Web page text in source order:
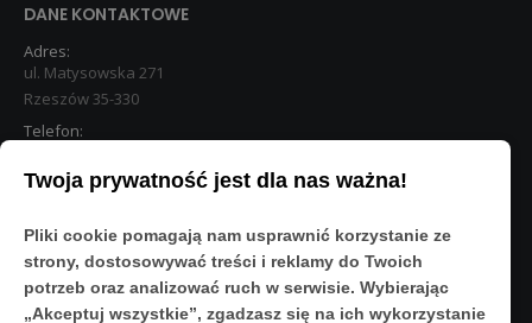
DANE KONTAKTOWE
Adres:
ul. Matysowska 271
Rzeszów 35-330
Telefon:
STREFA KLIENTA
Moje konto
O Nas
Polityka prywatności
Twoja prywatność jest dla nas ważna!
Pliki cookie pomagają nam usprawnić korzystanie ze
strony, dostosowywać treści i reklamy do Twoich
potrzeb oraz analizować ruch w serwisie. Wybierając
„Akceptuj wszystkie”, zgadzasz się na ich wykorzystanie